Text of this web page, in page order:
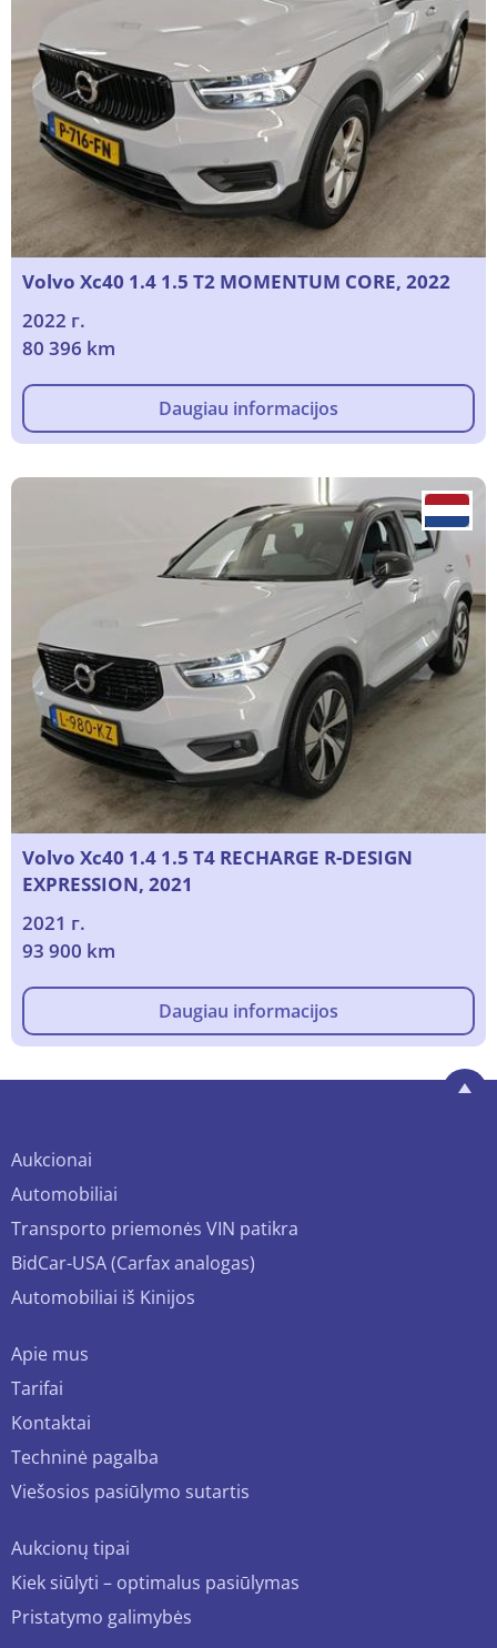
Volvo Xc40 1.4 1.5 T2 MOMENTUM CORE, 2022
2022 г.
80 396 km
Daugiau informacijos
Volvo Xc40 1.4 1.5 T4 RECHARGE R-DESIGN
EXPRESSION, 2021
2021 г.
93 900 km
Daugiau informacijos
Aukcionai
Automobiliai
Transporto priemonės VIN patikra
BidCar-USA (Carfax analogas)
Automobiliai iš Kinijos
Apie mus
Tarifai
Kontaktai
Techninė pagalba
Viešosios pasiūlymo sutartis
Aukcionų tipai
Kiek siūlyti – optimalus pasiūlymas
Pristatymo galimybės